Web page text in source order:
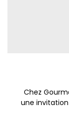
Chez
une